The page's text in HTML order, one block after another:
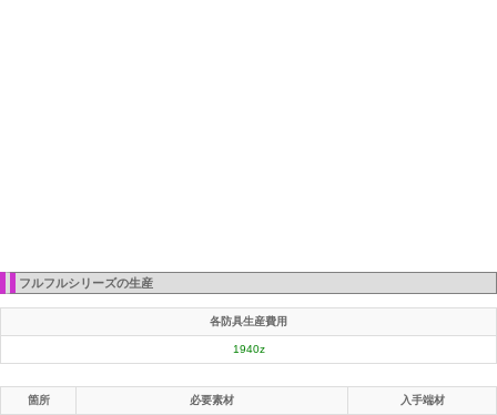
フルフルシリーズの生産
各防具生産費用
1940z
箇所 必要素材 入手端材